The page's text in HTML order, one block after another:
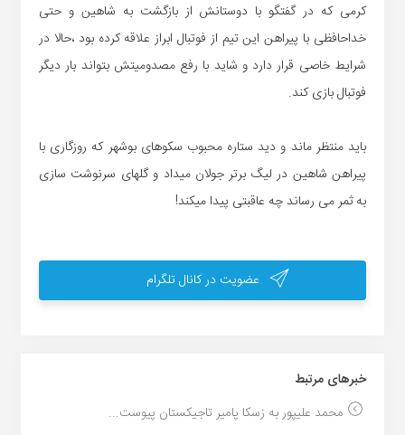
کرمی که در گفتگو با دوستانش از بازگشت به شاهین و حتی
خداحافظی با پیراهن این تیم از فوتبال ابراز علاقه کرده بود ،حالا در
شرایط خاصی قرار دارد و شاید با رفع مصدومیتش بتواند بار دیگر
فوتبال بازی کند.
باید منتظر ماند و دید ستاره محبوب سکوهای بوشهر که روزگاری با
پیراهن شاهین در لیگ برتر جولان میداد و گلهای سرنوشت سازی
به ثمر می رساند چه عاقبتی پیدا میکند!
عضویت در کانال تلگرام
خبر‌های مرتبط
محمد علیپور به زسکا پامیر تاجیکستان پیوست...